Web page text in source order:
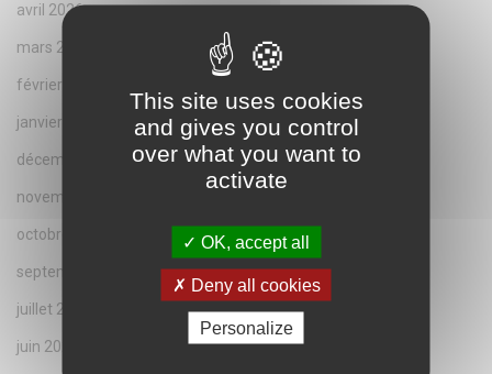
avril 2026
mars 2026
février 2026
janvier 2026
décembre 2025
novembre 2025
octobre 2025
septembre 2025
juillet 2025
juin 2025
This site uses cookies
and gives you control
over what you want to
activate
OK, accept all
Deny all cookies
Personalize